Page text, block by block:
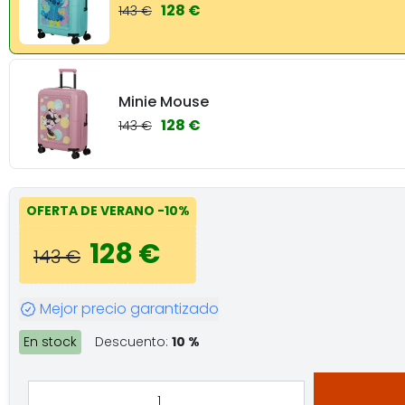
143 € 128 €
Minie Mouse
143 € 128 €
OFERTA DE VERANO -10%
143 € 128 €
Mejor precio garantizado
En stock Descuento: 10 %